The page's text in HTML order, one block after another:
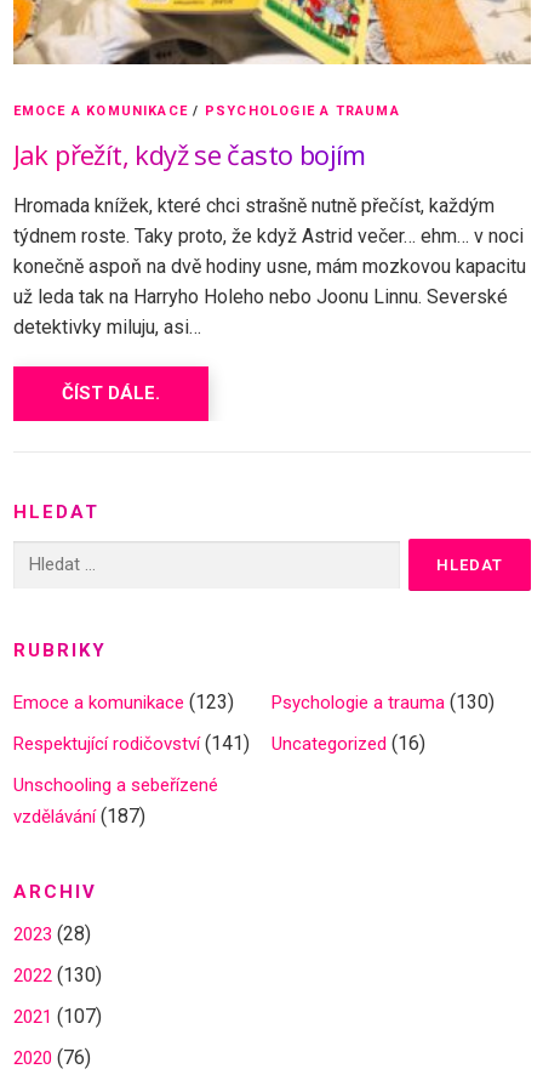
EMOCE A KOMUNIKACE / PSYCHOLOGIE A TRAUMA
Jak přežít, když se často bojím
Hromada knížek, které chci strašně nutně přečíst, každým
týdnem roste. Taky proto, že když Astrid večer… ehm… v noci
konečně aspoň na dvě hodiny usne, mám mozkovou kapacitu
už leda tak na Harryho Holeho nebo Joonu Linnu. Severské
detektivky miluju, asi…
ČÍST DÁLE.
HLEDAT
Vyhledávání
RUBRIKY
Emoce a komunikace (123) Psychologie a trauma (130)
Respektující rodičovství(141) Uncategorized (16)
Unschooling a sebeřízené
vzdělávání(187)
ARCHIV
2023 (28)
2022(130)
2021 (107)
2020 (76)